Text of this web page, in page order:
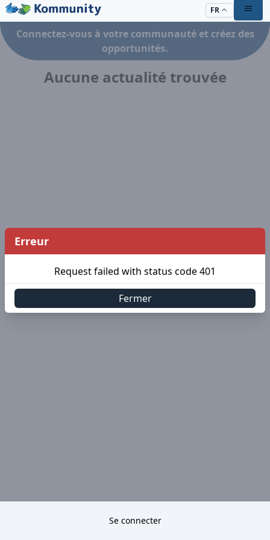
FR
Se connecter
Connectez-vous à votre communauté et créez des
opportunités.
Aucune actualité trouvée
Erreur
Request failed with status code 401
Fermer